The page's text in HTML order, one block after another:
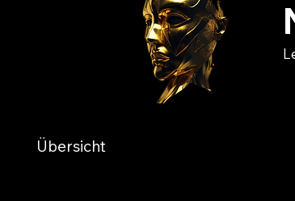
Übersicht